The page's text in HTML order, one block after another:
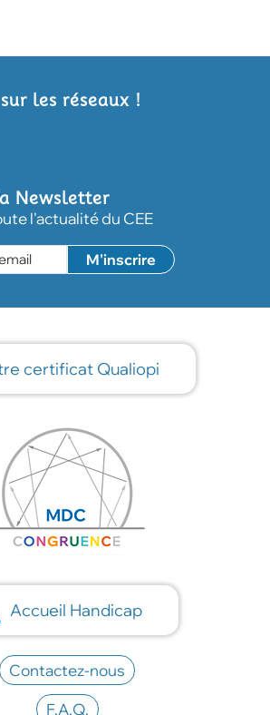
les réseaux !
Newsletter
l'actualité du CEE
certificat Qualiopi
Accueil Handicap
Contactez-nous
F.A.Q.